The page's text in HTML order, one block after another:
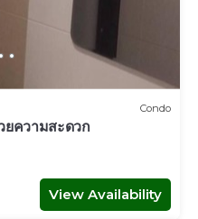
Condo
ยความสะดวก
View Availability